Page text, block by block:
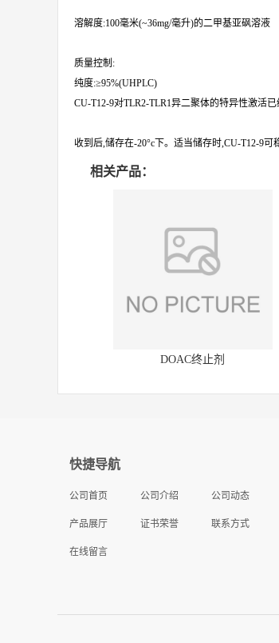
溶解度:100毫米(~36mg/毫升)的二甲基亚砜溶液
质量控制:
纯度:≥95%(UHPLC)
CU-T12-9对TLR2-TLR1异二聚体的特异性激活
收到后,储存在-20°c下。适当储存时,CU-T12-9可
相关产品：
DOAC终止剂
快捷导航
公司首页 公司介绍 公司动态
产品展厅 证书荣誉 联系方式
在线留言